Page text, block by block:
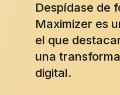
Despídase de
Maximizer es
el que
una
digital.